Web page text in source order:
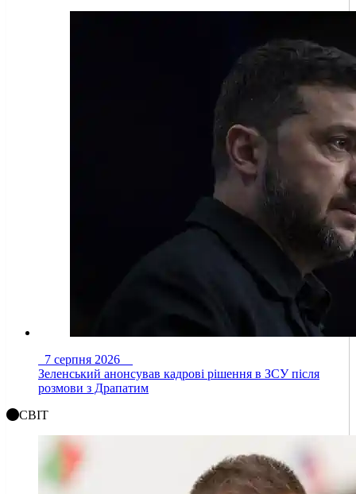
7 серпня 2026
Зеленський анонсував кадрові рішення в ЗСУ після
розмови з Драпатим
СВІТ